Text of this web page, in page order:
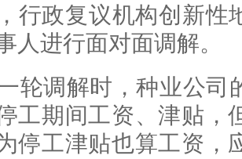
行政复议机构创新性
人进行面对面调解。
轮调解时，种业公司
工期间工资、津贴，
停工津贴也算工资，